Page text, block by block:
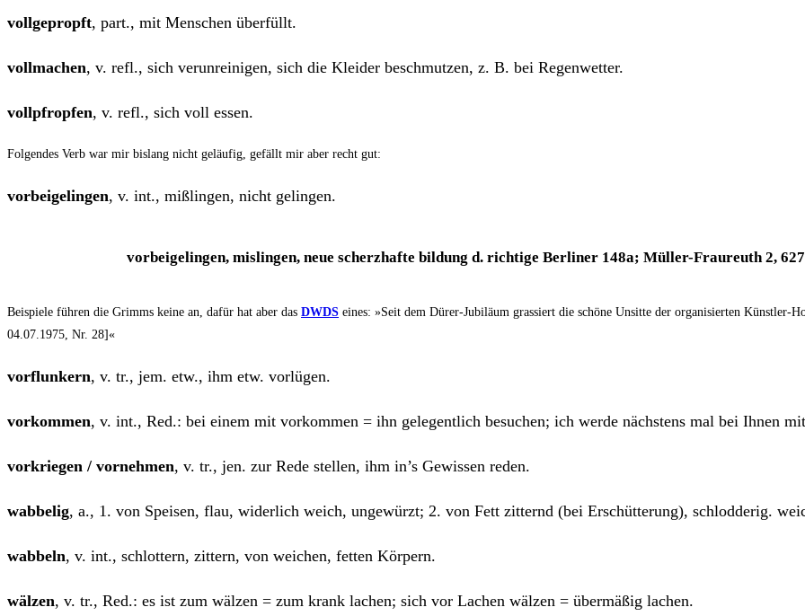
voll­ge­propft, part., mit Men­schen überfüllt.
voll­ma­chen, v. refl., sich ver­un­rei­ni­gen, sich die Klei­der beschmut­zen, z. B. bei Regenwetter.
voll­pfrop­fen, v. refl., sich voll essen.
Fol­gen­des Verb war mir bis­lang nicht geläu­fig, gefällt mir aber recht gut:
vor­bei­ge­lin­gen, v. int., miß­lin­gen, nicht gelingen.
vor­beigelin­gen, mis­lin­gen,neue scherz­haf­te bil­dung d.rich­ti­ge Ber­li­ner148a; Mül­ler-Frau­reuth 2,627
Bei­spie­le füh­ren die Grimms kei­ne an, dafür hat aber das DWDS eines: »Seit dem Dürer‑Jubiläum gras­siert die schö­ne Unsit­te der orga­ni­sier­ten
04.07.1975, Nr. 28]«
vor­flun­kern, v. tr., jem. etw., ihm etw. vorlügen.
vor­kom­men, v. int., Red.: bei einem mit vor­kom­men = ihn gele­gent­lich besu­chen; ich wer­de nächs­tens mal bei Ihnen
vor­krie­gen / vor­neh­men, v. tr., jen. zur Rede stel­len, ihm in’s Gewis­sen reden.
wab­be­lig, a., 1. von Spei­sen, flau, wider­lich weich, unge­würzt; 2. von Fett zit­ternd (bei Erschüt­te­rung), schlod­de­rig.
wab­beln, v. int., schlot­tern, zit­tern, von wei­chen, fet­ten Körpern.
wäl­zen, v. tr., Red.: es ist zum wäl­zen = zum krank lachen; sich vor Lachen wäl­zen = über­mä­ßig lachen.